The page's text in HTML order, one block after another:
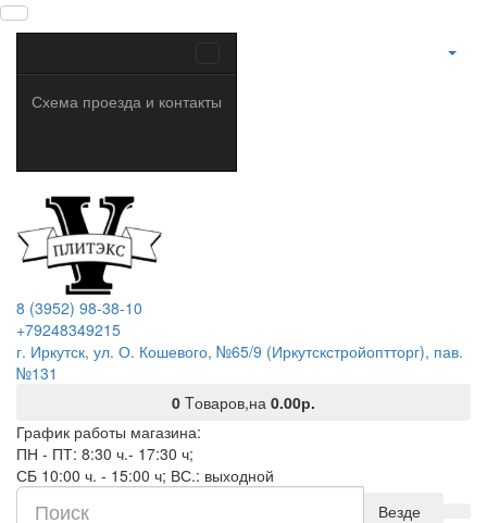
Схема проезда и контакты
8 (3952) 98-38-10
+79248349215
г. Иркутск, ул. О. Кошевого, №65/9 (Иркутскстройоптторг), пав.
№131
0 Tоваров,на 0.00р.
График работы магазина:
ПН - ПТ: 8:30 ч.- 17:30 ч;
СБ 10:00 ч. - 15:00 ч; ВС.: выходной
Везде